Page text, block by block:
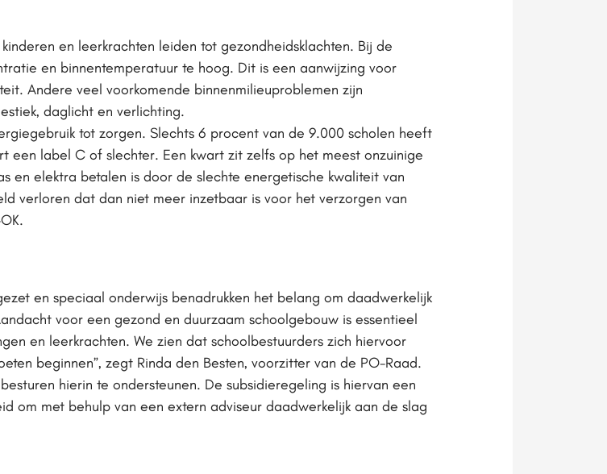
en leerkrachten leiden tot gezondheidsklachten. Bij de
en binnentemperatuur te hoog. Dit is een aanwijzing voor
Andere veel voorkomende binnenmilieuproblemen zijn
daglicht en verlichting.
tot zorgen. Slechts 6 procent van de 9.000 scholen heeft
een label C of slechter. Een kwart zit zelfs op het meest onzuinige
en elektra betalen is door de slechte energetische kwaliteit van
verloren dat dan niet meer inzetbaar is voor het verzorgen van
en speciaal onderwijs benadrukken het belang om daadwerkelijk
voor een gezond en duurzaam schoolgebouw is essentieel
en leerkrachten. We zien dat schoolbestuurders zich hiervoor
beginnen”, zegt Rinda den Besten, voorzitter van de PO-Raad.
hierin te ondersteunen. De subsidieregeling is hiervan een
om met behulp van een extern adviseur daadwerkelijk aan de slag